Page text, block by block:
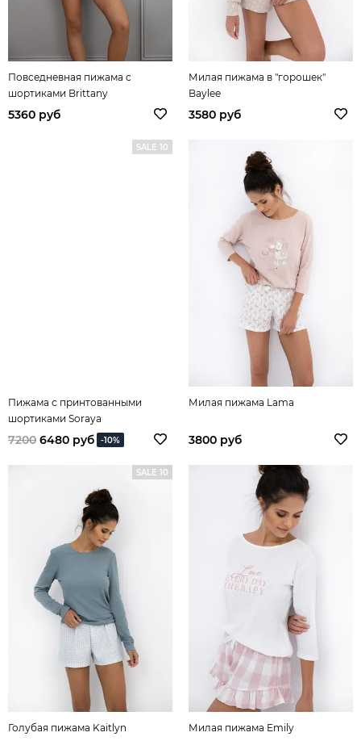
Повседневная пижама с
шортиками Brittany
5360 руб
Милая пижама в "горошек"
Baylee
3580 руб
SALE 10
Пижама с принтованными
шортиками Soraya
7200 6480 руб -10%
Милая пижама Lama
3800 руб
SALE 10
Голубая пижама Kaitlyn Милая пижама Emily